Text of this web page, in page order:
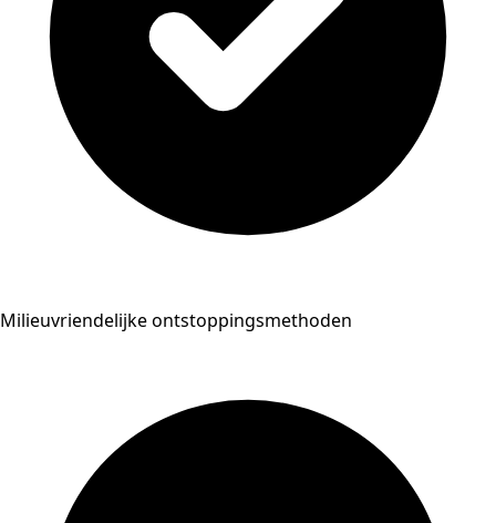
Milieuvriendelijke ontstoppingsmethoden